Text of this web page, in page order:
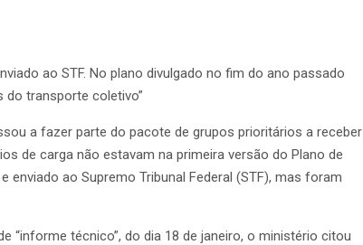
ao STF. No plano divulgado no fim do ano passado
do transporte coletivo”
a fazer parte do pacote de grupos prioritários a receber
de carga não estavam na primeira versão do Plano de
enviado ao Supremo Tribunal Federal (STF), mas foram
“informe técnico”, do dia 18 de janeiro, o ministério citou